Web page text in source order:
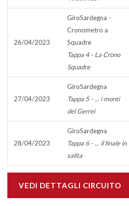
26/04/2023
GiroSardegna -
Cronometro a
Squadre
Tappa 4 - La Crono
Squadre
27/04/2023
GiroSardegna
Tappa 5 - ... i monti
del Gerrei
28/04/2023
GiroSardegna
Tappa 6 - ... il finale in
salita
VEDI DETTAGLI CIRCUITO